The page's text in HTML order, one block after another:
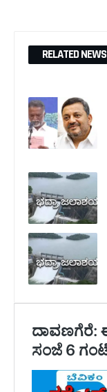
RELATED NEWS